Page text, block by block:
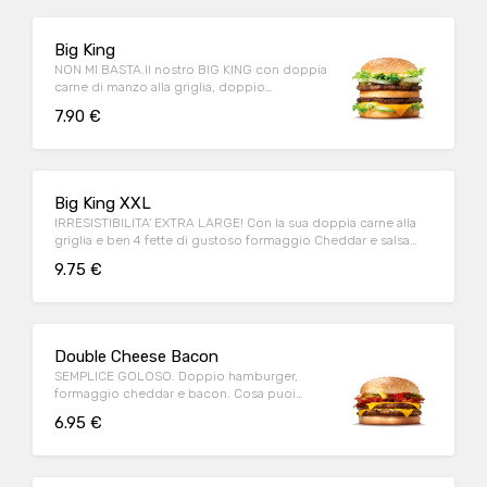
Big King
NON MI BASTA.Il nostro BIG KING con doppia
carne di manzo alla griglia, doppio
7.90 €
Big King XXL
IRRESISTIBILITA' EXTRA LARGE! Con la sua doppia carne alla
griglia e ben 4 fette di gustoso formaggio Cheddar e salsa
9.75 €
Double Cheese Bacon
SEMPLICE GOLOSO. Doppio hamburger,
formaggio cheddar e bacon. Cosa puoi
6.95 €